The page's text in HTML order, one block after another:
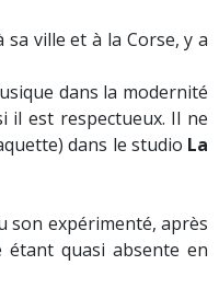
ville et à la Corse, y a
dans la modernité
il est respectueux. Il ne
dans le studio La
son expérimenté, après
quasi absente en